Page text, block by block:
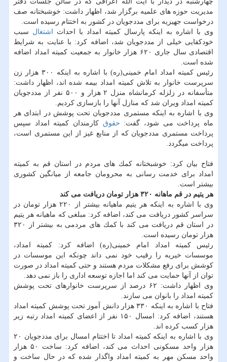
مدیریت حوزه های علمیه برگزار شد، اظهار داشت: خوشبختانه صف
درخواست جهیزیه برای مددجویان در كشور به اختتام رسیده است.
وی با اشاره به اینكه پارسال كمیته امداد با احداث اشتغال سبب
خودكفایی خیلی از مددجویان شد، اضافه كرد: با عنایت به شرایط
اقتصادی سال جاری ۶۲۰ هزار خانوار به جمعیت كمیته امداد اضافه
شده است.
رئیس كمیته امداد امام خمینی(ره) با اشاره به اینكه ۳۰۰ هزار زن
سرپرست خانوار به تلاش كمیته امداد بیمه شده اند، اظهار داشت:
متأسفانه در زلزله كرمانشاه منزل ۲ هزار و ۵۰۰ نفر از مددجویان
كمیته امداد ویران شد كه منازل آنها را بازسازی كردیم.
وی با اشاره به اینكه مستمری مددجویان تحت پوشش در ابتدای هر
ماه پرداخت می شود، گفت: حقوق كارمندان كمیته امداد سپس
پرداخت مستمری مددجویان كه از منابع غیز از این مستمری است،
پرداخت میگردد.
فتاح بیان كرد: خوشبختانه كمك های مردم در استان قم به كمیته
امداد برای خدمت رسانی به محرومان جامعه از میانگین كشوری
بیشتر است.
هر یتیم در قم ماهانه ۳۲۰ هزار تومان دریافت می كند
وی با اشاره به اینكه هر یتیم ماهیانه بیشتر از ۲۲۰ هزار تومان در
سراسر كشور دریافت می كند، اضافه كرد: مبلغی كه ماهیانه هر یتیم
در استان قم دریافت می كند با كمك های مردمی به بیشتر از ۳۲۰
هزار تومان رسیده است.
رئیس كمیته امداد امام خمینی(ره) اضافه كرد: كمیته امداد،
موسسات خیریه را رقیب خود نمی داند چونكه این موسسات در
كوشش برای رفع مشكلات مردم هستند و حتی كمیته امداد در صورت
توان از آنها حمایت می كند اما اجازه توسعه اداری را باز نمی دهد.
وی اظهار داشت: ۶۲ درصد از سرپرست خانوارهای تحت پوشش
كمیته امداد را بانوان می سازند.
فتاح با اشاره به اینكه ۳۳۰ هزار دانش آموز تحت پوشش كمیته امداد
هستند، اضافه كرد: امسال ۱۵۰ نفر از اعضای كمیته امداد رتبه زیر
هزار كسب كرده اند.
وی با اشاره به اینكه كمیته امداد تا اختتام امسال برای مددجویان ۲۰
هزار واحد مسكونی احداث می كند، اضافه كرد: ساخت ۵۰ هزار
واحد مسكن مهر به كمیته امداد واگذار شده كه در حال ساخت و